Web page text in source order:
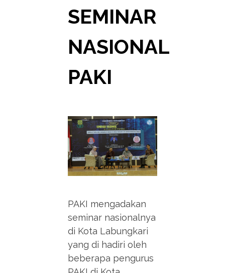
SEMINAR
NASIONAL
PAKI
PAKI mengadakan
seminar nasionalnya
di Kota Labungkari
yang di hadiri oleh
beberapa pengurus